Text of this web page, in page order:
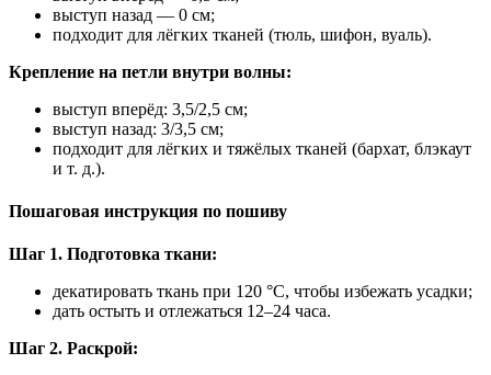
выступ назад — 0 см;
подходит для лёгких тканей (тюль, шифон, вуаль).
Крепление на петли внутри волны:
выступ вперёд: 3,5/2,5 см;
выступ назад: 3/3,5 см;
подходит для лёгких и тяжёлых тканей (бархат, блэкаут
и т. д.).
Пошаговая инструкция по пошиву
Шаг 1. Подготовка ткани:
декатировать ткань при 120 °C, чтобы избежать усадки;
дать остыть и отлежаться 12–24 часа.
Шаг 2. Раскрой: